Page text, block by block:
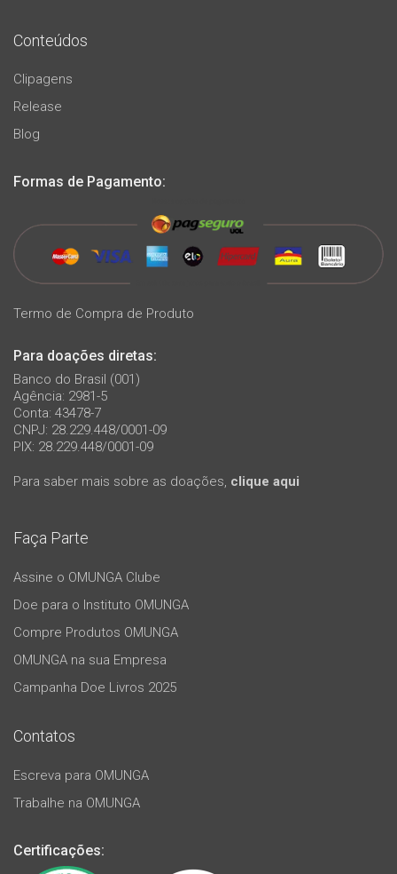
Conteúdos
Clipagens
Release
Blog
Formas de Pagamento:
Termo de Compra de Produto
Para doações diretas:
Banco do Brasil (001)
Agência: 2981-5
Conta: 43478-7
CNPJ: 28.229.448/0001-09
PIX: 28.229.448/0001-09
Para saber mais sobre as doações, clique aqui
Faça Parte
Assine o OMUNGA Clube
Doe para o Instituto OMUNGA
Compre Produtos OMUNGA
OMUNGA na sua Empresa
Campanha Doe Livros 2025
Contatos
Escreva para OMUNGA
Trabalhe na OMUNGA
Certificações: